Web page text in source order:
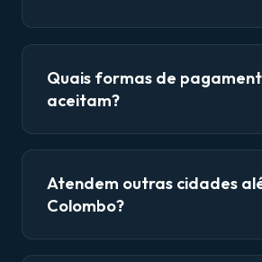
Quais formas de
aceitam?
Atendem outras cidades
Colombo?